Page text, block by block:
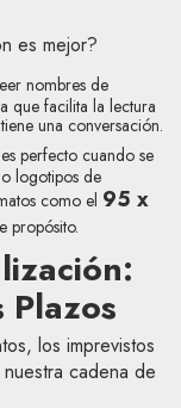
es mejor?
nombres de
que facilita la lectura
una conversación.
perfecto cuando se
logotipos de
como el 95 x
propósito.
los imprevistos
cadena de